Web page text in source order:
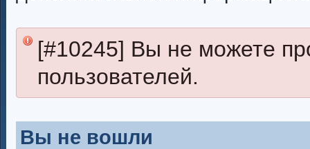
[#10245] Вы не можете
пользователей.
Вы не вошли